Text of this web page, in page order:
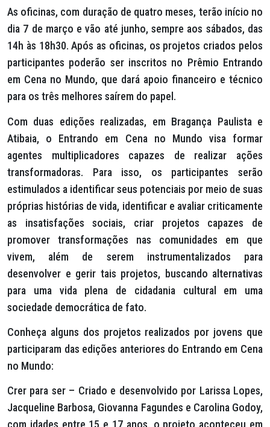
As oficinas, com duração de quatro meses, terão início no
dia 7 de março e vão até junho, sempre aos sábados, das
14h às 18h30. Após as oficinas, os projetos criados pelos
participantes poderão ser inscritos no Prêmio Entrando
em Cena no Mundo, que dará apoio financeiro e técnico
para os três melhores saírem do papel.
Com duas edições realizadas, em Bragança Paulista e
Atibaia, o Entrando em Cena no Mundo visa formar
agentes multiplicadores capazes de realizar ações
transformadoras. Para isso, os participantes serão
estimulados a identificar seus potenciais por meio de suas
próprias histórias de vida, identificar e avaliar criticamente
as insatisfações sociais, criar projetos capazes de
promover transformações nas comunidades em que
vivem, além de serem instrumentalizados para
desenvolver e gerir tais projetos, buscando alternativas
para uma vida plena de cidadania cultural em uma
sociedade democrática de fato.
Conheça alguns dos projetos realizados por jovens que
participaram das edições anteriores do Entrando em Cena
no Mundo:
Crer para ser – Criado e desenvolvido por Larissa Lopes,
Jacqueline Barbosa, Giovanna Fagundes e Carolina Godoy,
com idades entre 15 e 17 anos, o projeto aconteceu em